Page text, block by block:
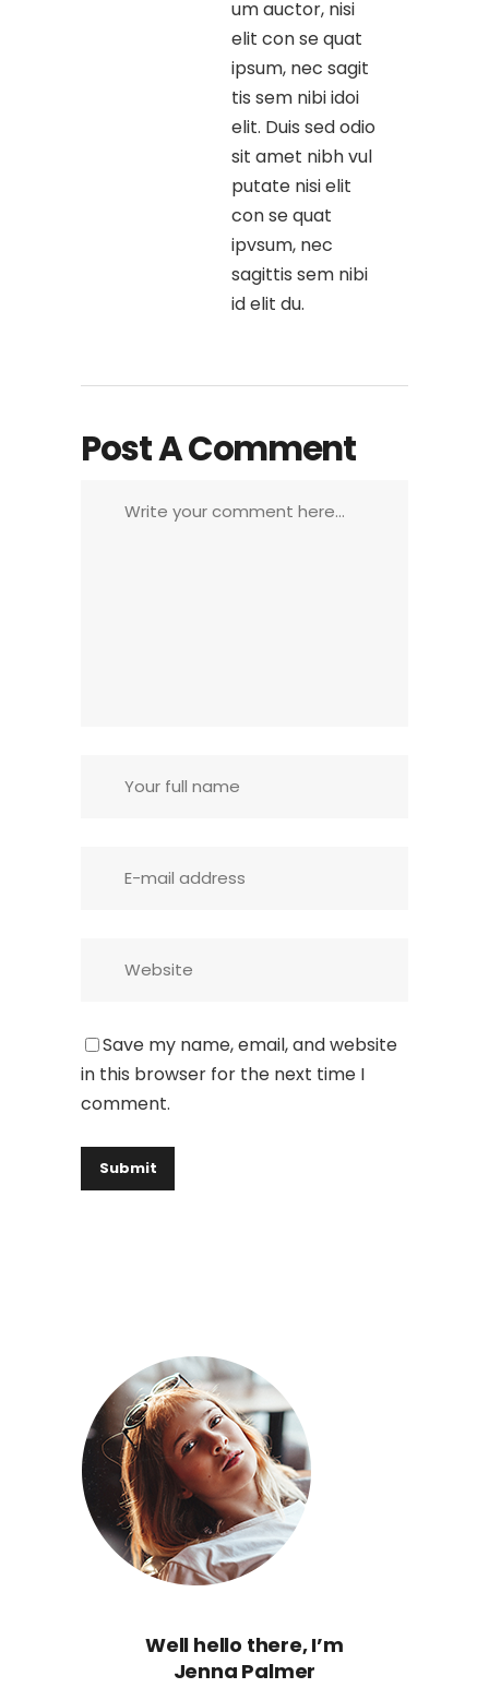
um auctor, nisi
elit con se quat
ipsum, nec sagit
tis sem nibi idoi
elit. Duis sed odio
sit amet nibh vul
putate nisi elit
con se quat
ipvsum, nec
sagittis sem nibi
id elit du.
Post A Comment
Save my name, email, and website
in this browser for the next time I
comment.
Well hello there, I’m
Jenna Palmer